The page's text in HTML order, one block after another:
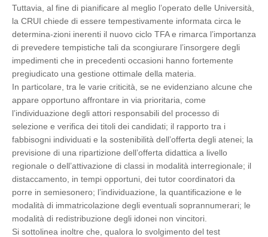
Tuttavia, al fine di pianificare al meglio l’operato delle Università,
la CRUI chiede di essere tempestivamente informata circa le
determina-zioni inerenti il nuovo ciclo TFA e rimarca l’importanza
di prevedere tempistiche tali da scongiurare l’insorgere degli
impedimenti che in precedenti occasioni hanno fortemente
pregiudicato una gestione ottimale della materia.
In particolare, tra le varie criticità, se ne evidenziano alcune che
appare opportuno affrontare in via prioritaria, come
l’individuazione degli attori responsabili del processo di
selezione e verifica dei titoli dei candidati; il rapporto tra i
fabbisogni individuati e la sostenibilità dell’offerta degli atenei; la
previsione di una ripartizione dell’offerta didattica a livello
regionale o dell’attivazione di classi in modalità interregionale; il
distaccamento, in tempi opportuni, dei tutor coordinatori da
porre in semiesonero; l’individuazione, la quantificazione e le
modalità di immatricolazione degli eventuali soprannumerari; le
modalità di redistribuzione degli idonei non vincitori.
Si sottolinea inoltre che, qualora lo svolgimento del test